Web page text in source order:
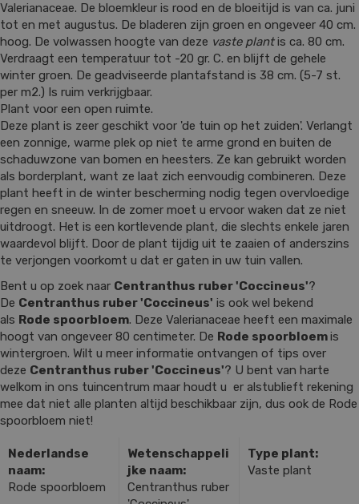
Valerianaceae. De bloemkleur is rood en de bloeitijd is van ca. juni
tot en met augustus. De bladeren zijn groen en ongeveer 40 cm.
hoog. De volwassen hoogte van deze vaste plantis ca. 80 cm.
Verdraagt een temperatuur tot -20 gr. C. en blijft de gehele
winter groen. De geadviseerde plantafstand is 38 cm. (5-7 st.
per m2.) Is ruim verkrijgbaar.
Plant voor een open ruimte.
Deze plant is zeer geschikt voor 'de tuin op het zuiden'. Verlangt
een zonnige, warme plek op niet te arme grond en buiten de
schaduwzone van bomen en heesters. Ze kan gebruikt worden
als borderplant, want ze laat zich eenvoudig combineren. Deze
plant heeft in de winter bescherming nodig tegen overvloedige
regen en sneeuw. In de zomer moet u ervoor waken dat ze niet
uitdroogt. Het is een kortlevende plant, die slechts enkele jaren
waardevol blijft. Door de plant tijdig uit te zaaien of anderszins
te verjongen voorkomt u dat er gaten in uw tuin vallen.
Bent u op zoek naar Centranthus ruber 'Coccineus'?
De Centranthus ruber 'Coccineus' is ook wel bekend
als Rode spoorbloem. Deze Valerianaceae heeft een maximale
hoogt van ongeveer 80 centimeter. De Rode spoorbloemis
wintergroen. Wilt u meer informatie ontvangen of tips over
deze Centranthus ruber 'Coccineus'? U bent van harte
welkom in ons tuincentrum maar houdt u er alstublieft rekening
mee dat niet alle planten altijd beschikbaar zijn, dus ook de Rode
spoorbloem niet!
Nederlandse
naam:
Rode spoorbloem
Wetenschappeli
jke naam:
Centranthus ruber
Type plant:
Vaste plant